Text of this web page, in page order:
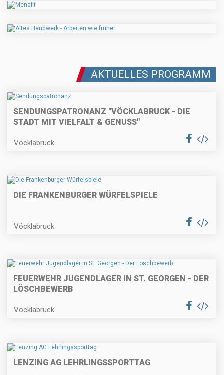
AKTUELLES PROGRAMM
SENDUNGSPATRONANZ "VÖCKLABRUCK - DIE
STADT MIT VIELFALT & GENUSS"
Vöcklabruck
DIE FRANKENBURGER WÜRFELSPIELE
Vöcklabruck
FEUERWEHR JUGENDLAGER IN ST. GEORGEN - DER
LÖSCHBEWERB
Vöcklabruck
LENZING AG LEHRLINGSSPORTTAG